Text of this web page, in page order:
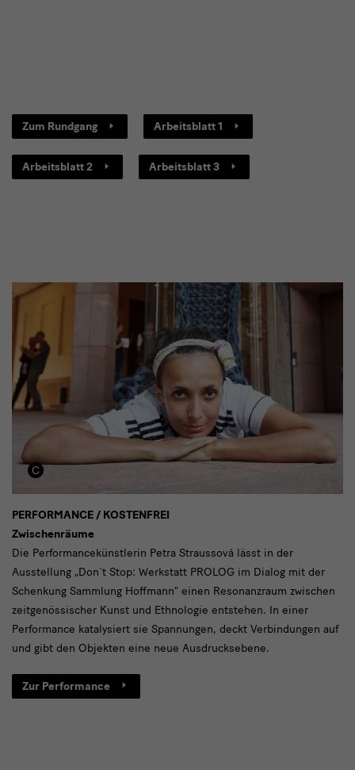
Zum Rundgang Arbeitsblatt 1
Arbeitsblatt 2 Arbeitsblatt 3
6
-
Zwischenräume
PERFORMANCE / KOSTENFREI
Zwischenräume
Die Performancekünstlerin Petra Straussová lässt in der
Ausstellung „Don`t Stop: Werkstatt PROLOG im Dialog mit der
Schenkung Sammlung Hoffmann“ einen Resonanzraum zwischen
zeitgenössischer Kunst und Ethnologie entstehen. In einer
Performance katalysiert sie Spannungen, deckt Verbindungen auf
und gibt den Objekten eine neue Ausdrucksebene.
Zur Performance